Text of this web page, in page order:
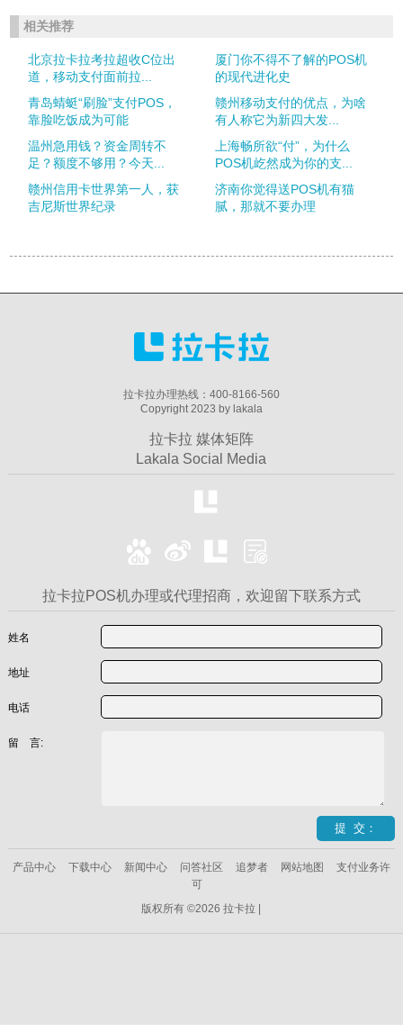
相关推荐
北京拉卡拉考拉超收C位出
道，移动支付面前拉...
厦门你不得不了解的POS机
的现代进化史
青岛蜻蜓“刷脸”支付POS，
靠脸吃饭成为可能
赣州移动支付的优点，为啥
有人称它为新四大发...
温州急用钱？资金周转不
足？额度不够用？今天...
上海畅所欲“付”，为什么
POS机屹然成为你的支...
赣州信用卡世界第一人，获
吉尼斯世界纪录
济南你觉得送POS机有猫
腻，那就不要办理
拉卡拉办理热线：400-8166-560
Copyright 2023 by lakala
拉卡拉 媒体矩阵
Lakala Social Media
拉卡拉POS机办理或代理招商，欢迎留下联系方式
姓名
地址
电话
留 言:
产品中心 下载中心 新闻中心 问答社区 追梦者 网站地图
支付业务许
可
版权所有 ©2026 拉卡拉 |